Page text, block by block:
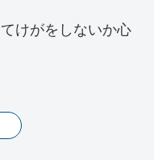
けがをしないか心